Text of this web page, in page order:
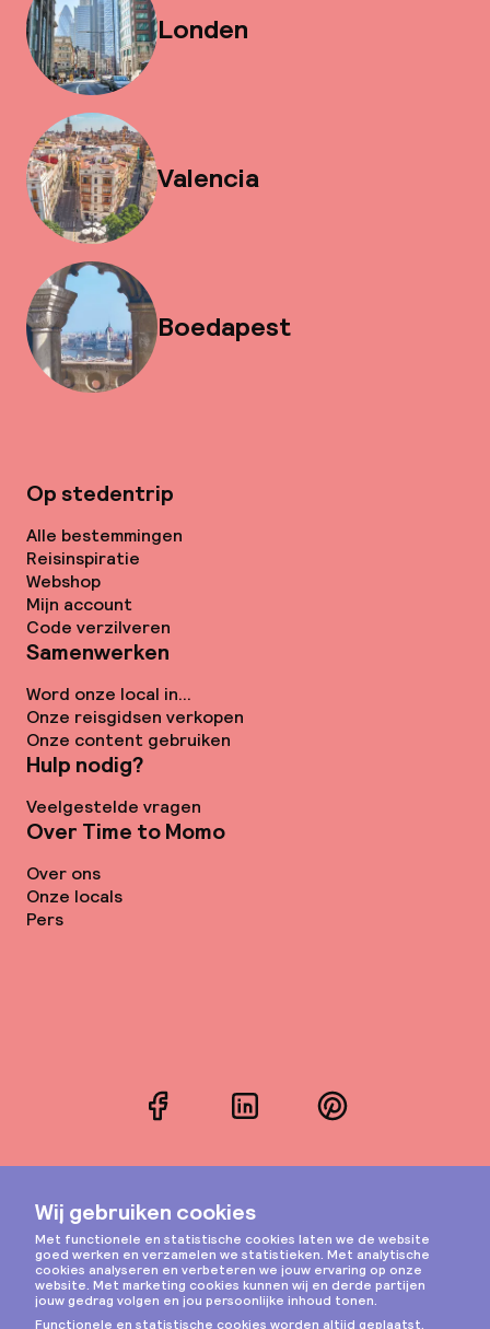
Londen
Valencia
Boedapest
Op stedentrip
Alle bestemmingen
Reisinspiratie
Webshop
Mijn account
Code verzilveren
Samenwerken
Word onze local in...
Onze reisgidsen verkopen
Onze content gebruiken
Hulp nodig?
Veelgestelde vragen
Over Time to Momo
Over ons
Onze locals
Pers
FacebookLinkedInPinterest
Instagram